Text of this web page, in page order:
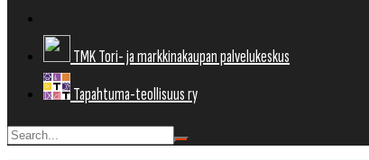
TMK Tori- ja markkinakaupan palvelukeskus
Tapahtuma-teollisuus ry